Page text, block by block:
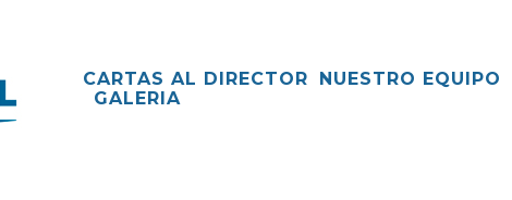
CARTAS AL DIRECTOR NUESTRO EQUIPO
GALERIA